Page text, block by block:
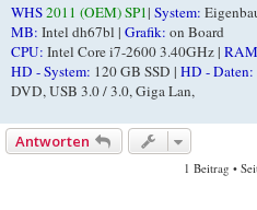
WHS2011 (OEM) SP1| System:
MB: Intel dh67bl | Grafik: on Board
CPU: Intel Core i7-2600 3.40GHz |
HD - System: 120 GB SSD | HD - Daten:
DVD, USB 3.0 / 3.0, Giga Lan,
Antworten
1 Beitrag •